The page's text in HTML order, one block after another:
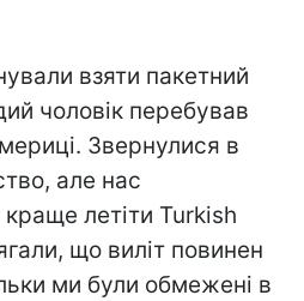
взяти пакетний
чоловік перебував
Звернулися в
але нас
летіти Turkish
що виліт повинен
ми були обмежені в